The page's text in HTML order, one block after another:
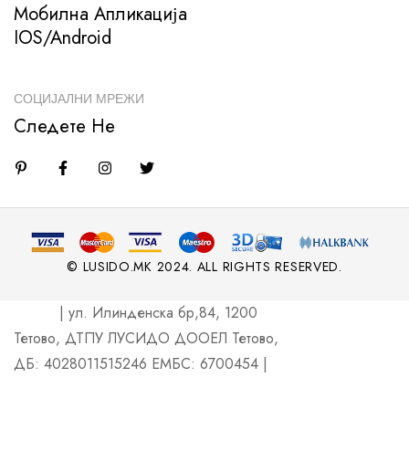
Мобилна Апликација
IOS/Android
СОЦИЈАЛНИ МРЕЖИ
Следете Не
© LUSIDO.MK 2024. ALL RIGHTS RESERVED.
| ул. Илинденска бр,84, 1200
Тетово, ДТПУ ЛУСИДО ДООЕЛ Тетово,
ДБ: 4028011515246 ЕМБС: 6700454 |